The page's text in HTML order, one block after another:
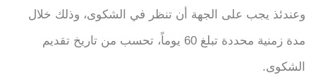
وعندئذ يجب على الجهة أن تنظر في الشكوى، وذلك خلال
مدة زمنية محددة تبلغ 60 يوماً، تحسب من تاريخ تقديم
الشكوى.